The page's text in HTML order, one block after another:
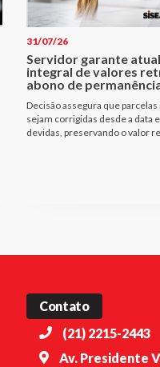
31/07/26
Servidor garante
integral de valores
abono de
Decisão assegura que parcelas
sejam corrigidas desde a data
devidas, preservando o valor
Contato
(21) 2215-2443
Av. Presidente